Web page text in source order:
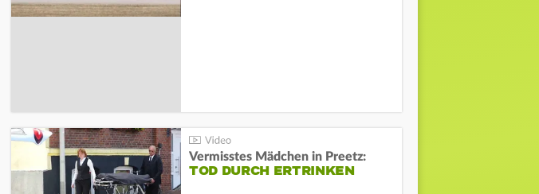
Vermisstes Mädchen in Preetz:
TOD DURCH ERTRINKEN